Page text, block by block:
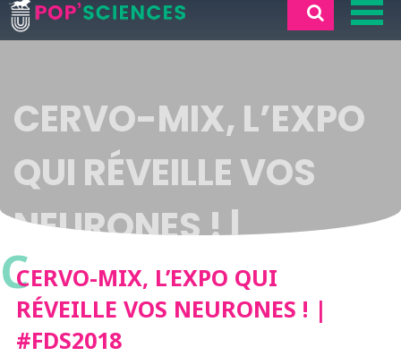
CERVO-MIX, L’EXPO
QUI RÉVEILLE VOS
NEURONES ! |
#FDS2018
CCERVO-MIX, L’EXPO QUI
RÉVEILLE VOS NEURONES ! |
#FDS2018